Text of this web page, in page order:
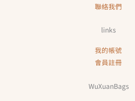
聯絡我們
links
我的帳號
會員註冊
WuXuanBags